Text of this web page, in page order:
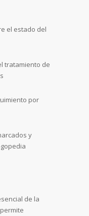
el estado del
tratamiento de
por
y
de la